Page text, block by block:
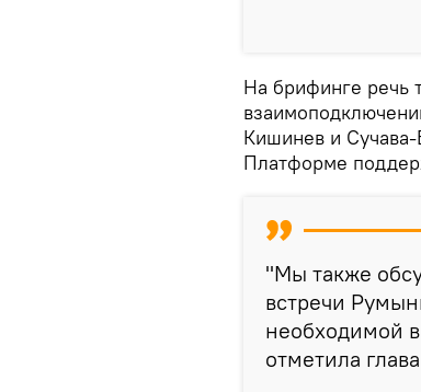
На брифинге речь
Кишинев и Сучава-
Платформе
"Мы также
встречи
необходимой
отметила